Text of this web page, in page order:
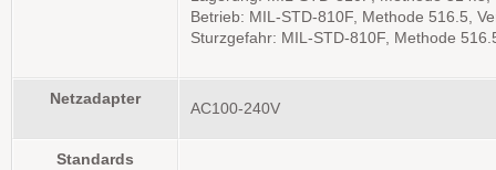
Betrieb: MIL-STD-810F, Methode 516.5,
Sturzgefahr: MIL-STD-810F, Methode
Netzadapter
AC100-240V
Standards